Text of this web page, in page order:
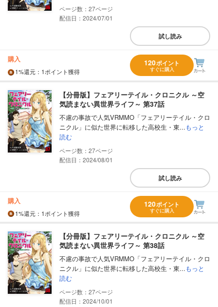
27
配信日：2024/07/01
試し読み
購入
1%還元 ：1ポイント獲得
120ポイント
すぐに購入
【分冊版】フェアリーテイル・クロニクル ～空
気読まない異世界ライフ～ 第37話
不慮の事故で人気VRMMO「フェアリーテイル・クロ
ニクル」に似た世界に転移した高校生・東...もっと
読む
27
配信日：2024/08/01
試し読み
購入
1%還元 ：1ポイント獲得
120ポイント
すぐに購入
【分冊版】フェアリーテイル・クロニクル ～空
気読まない異世界ライフ～ 第38話
不慮の事故で人気VRMMO「フェアリーテイル・クロ
ニクル」に似た世界に転移した高校生・東...もっと
読む
27
配信日：2024/10/01